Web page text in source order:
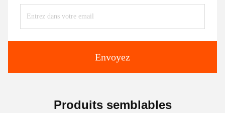
Envoyez
Produits semblables